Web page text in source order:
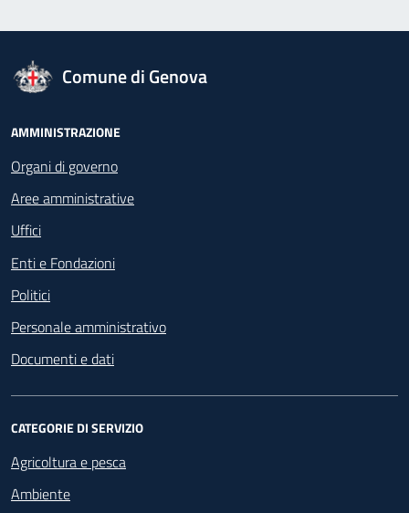
logo Unione Europea
Comune di Genova
Footer - Navigazione
AMMINISTRAZIONE
Organi di governo
Aree amministrative
Uffici
Enti e Fondazioni
Politici
Personale amministrativo
Documenti e dati
CATEGORIE DI SERVIZIO
Agricoltura e pesca
Ambiente